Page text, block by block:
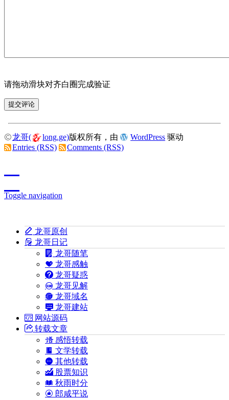
请拖动滑块对齐白圈完成验证
龙哥( long.ge)版权所有，由 WordPress 驱动
Entries (RSS)
Comments (RSS)
Toggle navigation
龙哥原创
龙哥日记
龙哥随笔
龙哥感触
龙哥疑惑
龙哥见解
龙哥域名
龙哥建站
网站源码
转载文章
感悟转载
文学转载
其他转载
股票知识
秋雨时分
郎咸平说